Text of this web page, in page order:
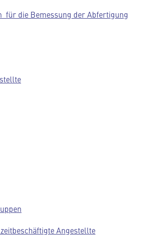
für die Bemessung der Abfertigung
Angestellte